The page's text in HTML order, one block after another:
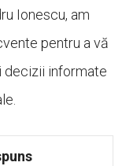
Ionescu, am
pentru a vă
decizii informate